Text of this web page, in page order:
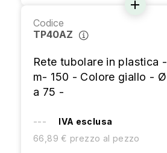
add
Codice
TP40AZ
Rete tubolare in plastica
m- 150 - Colore giallo -
a 75 -
---
IVA esclusa
66,89 € prezzo al pezzo